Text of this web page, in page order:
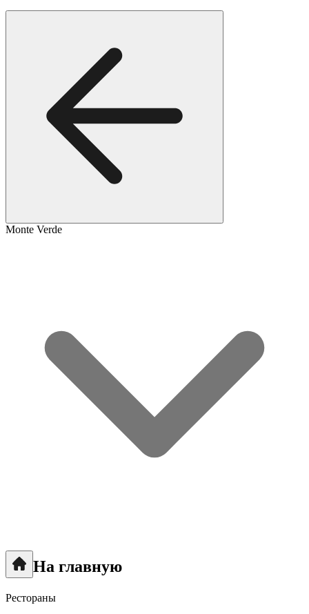
Monte Verde
На главную
Рестораны